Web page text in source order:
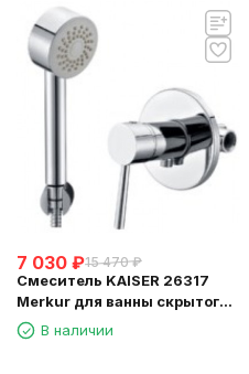
7 030 ₽15 470 ₽
Смеситель KAISER 26317
Merkur для ванны скрытого
монтажа
В наличии